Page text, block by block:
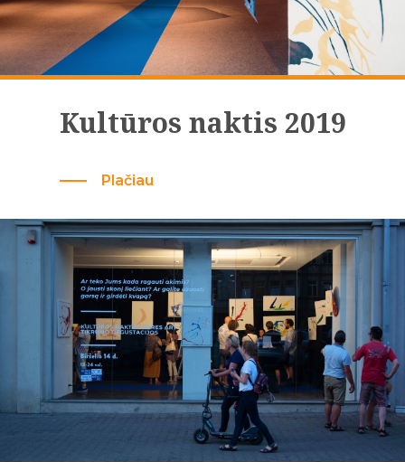
Kultūros naktis 2019
Plačiau